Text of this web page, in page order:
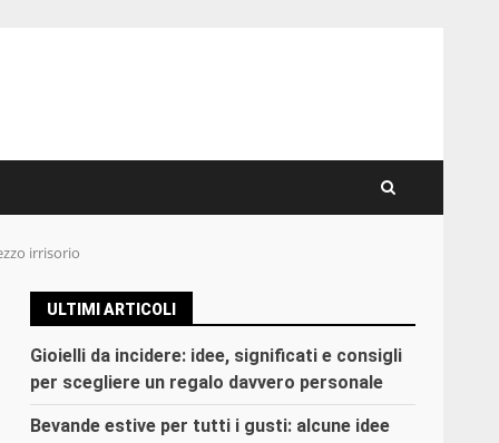
irrisorio
ULTIMI ARTICOLI
Gioielli da incidere: idee, significati e consigli
per scegliere un regalo davvero personale
Bevande estive per tutti i gusti: alcune idee